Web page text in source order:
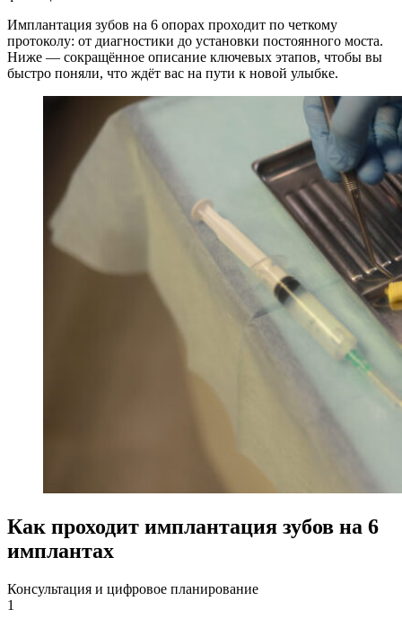
Имплантация зубов на 6 опорах проходит по четкому
протоколу: от диагностики до установки постоянного моста.
Ниже — сокращённое описание ключевых этапов, чтобы вы
быстро поняли, что ждёт вас на пути к новой улыбке.
Как проходит имплантация зубов на 6
имплантах
Консультация и цифровое планирование
1